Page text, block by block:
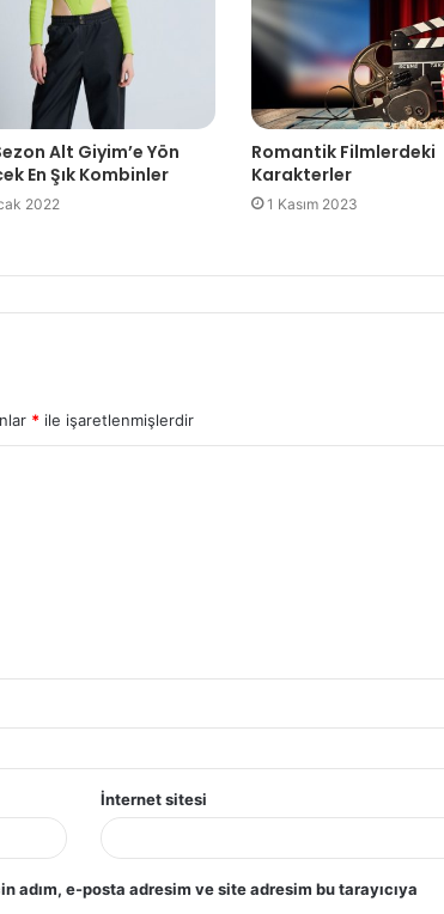
Alt Giyim’e Yön
En Şık Kombinler
2022
Romantik Filmlerdeki
Karakterler
1 Kasım 2023
* ile işaretlenmişlerdir
İnternet sitesi
adım, e-posta adresim ve site adresim bu tarayıcıya